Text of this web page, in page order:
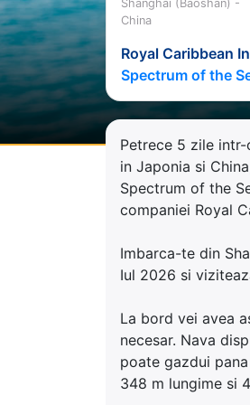
Shanghai (Baoshan) -
China
Royal Caribbean
Spectrum of the
Petrece 5 zile
in Japonia si
Spectrum of the
companiei Royal
Imbarca-te din
Iul 2026 si
La bord vei avea
necesar. Nava
poate gazdui
348 m lungime si